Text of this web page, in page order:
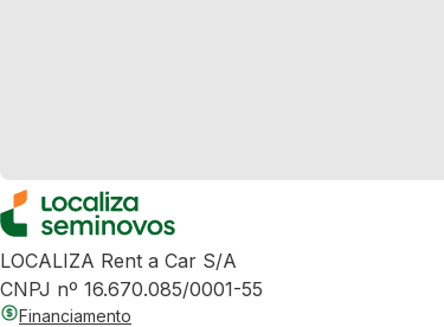
LOCALIZA Rent a Car S/A
CNPJ nº 16.670.085/0001-55
Financiamento